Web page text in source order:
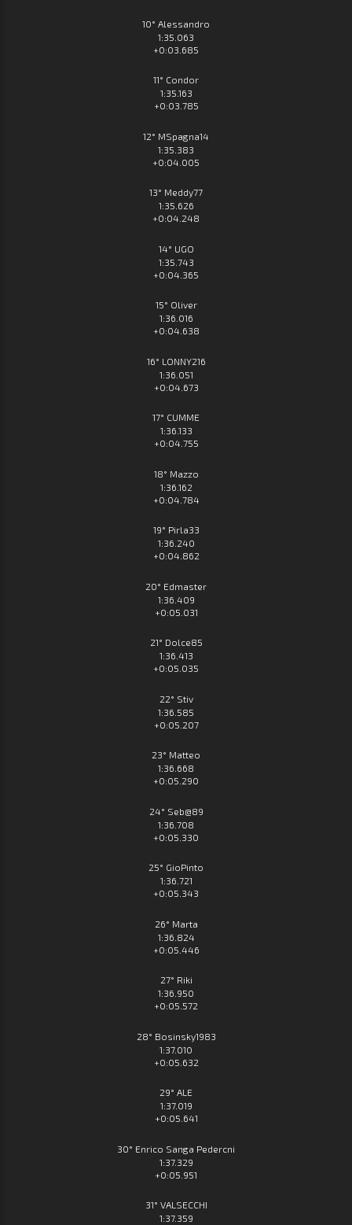
10° Alessandro
1:35.063
+0:03.685
11° Condor
1:35.163
+0:03.785
12° MSpagna14
1:35.383
+0:04.005
13° Meddy77
1:35.626
+0:04.248
14° UGO
1:35.743
+0:04.365
15° Oliver
1:36.016
+0:04.638
16° LONNY216
1:36.051
+0:04.673
17° CUMME
1:36.133
+0:04.755
18° Mazzo
1:36.162
+0:04.784
19° Pirla33
1:36.240
+0:04.862
20° Edmaster
1:36.409
+0:05.031
21° Dolce85
1:36.413
+0:05.035
22° Stiv
1:36.585
+0:05.207
23° Matteo
1:36.668
+0:05.290
24° Seb@89
1:36.708
+0:05.330
25° GioPinto
1:36.721
+0:05.343
26° Marta
1:36.824
+0:05.446
27° Riki
1:36.950
+0:05.572
28° Bosinsky1983
1:37.010
+0:05.632
29° ALE
1:37.019
+0:05.641
30° Enrico Sanga Pedercni
1:37.329
+0:05.951
31° VALSECCHI
1:37.359